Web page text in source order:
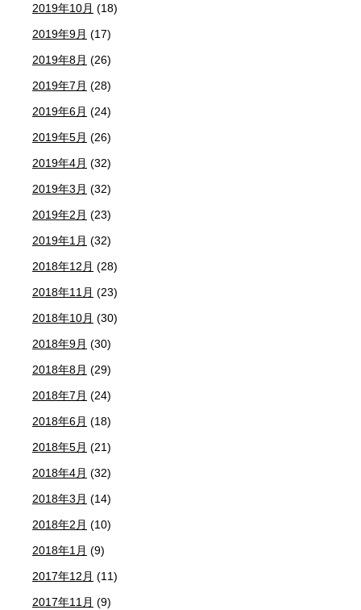
2019年10月 (18)
2019年9月 (17)
2019年8月 (26)
2019年7月 (28)
2019年6月 (24)
2019年5月 (26)
2019年4月 (32)
2019年3月 (32)
2019年2月 (23)
2019年1月 (32)
2018年12月 (28)
2018年11月 (23)
2018年10月 (30)
2018年9月 (30)
2018年8月 (29)
2018年7月 (24)
2018年6月 (18)
2018年5月 (21)
2018年4月 (32)
2018年3月 (14)
2018年2月 (10)
2018年1月 (9)
2017年12月 (11)
2017年11月 (9)